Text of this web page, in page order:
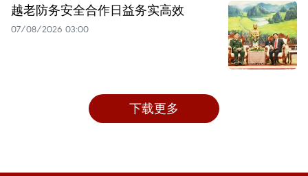
越老防务安全合作日益务实高效
07/08/2026 03:00
下载更多